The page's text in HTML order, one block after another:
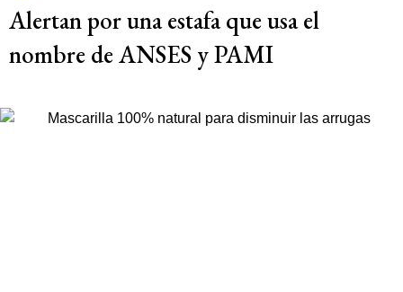
Alertan por una estafa que usa el
nombre de ANSES y PAMI